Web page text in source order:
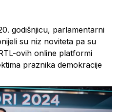
godišnjicu, parlamentarni
su niz noviteta pa su
ovih online platformi
praznika demokracije